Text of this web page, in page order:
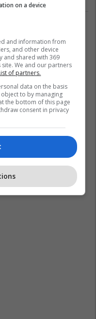
on a device
and information from
and other device
and shared with 369
We and our partners
of partners.
data on the basis
to by managing
the bottom of this page
consent in privacy